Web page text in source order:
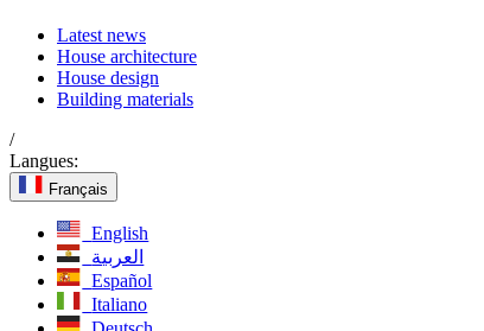
Latest news
House architecture
House design
Building materials
/
Langues:
Français
English
العربية
Español
Italiano